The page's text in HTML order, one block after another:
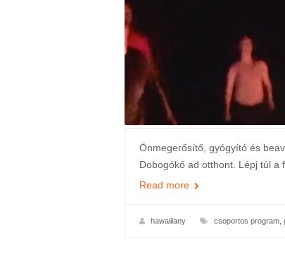
Önmegerősítő, gyógyító és
Dobogókő ad otthont. Lépj túl
Read more
hawaiilany csoportos program,